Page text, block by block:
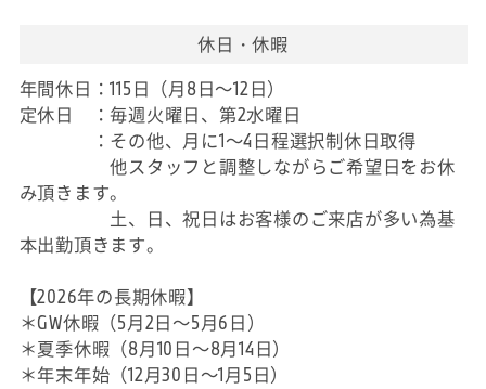
休日・休暇
年間休日：115日（月8日～12日）
定休日 ：毎週火曜日、第2水曜日
：その他、月に1～4日程選択制休日取得
他スタッフと調整しながらご希望日をお休
み頂きます。
土、日、祝日はお客様のご来店が多い為基
本出勤頂きます。
【2026年の長期休暇】
＊GW休暇（5月2日～5月6日）
＊夏季休暇（8月10日～8月14日）
＊年末年始（12月30日～1月5日）